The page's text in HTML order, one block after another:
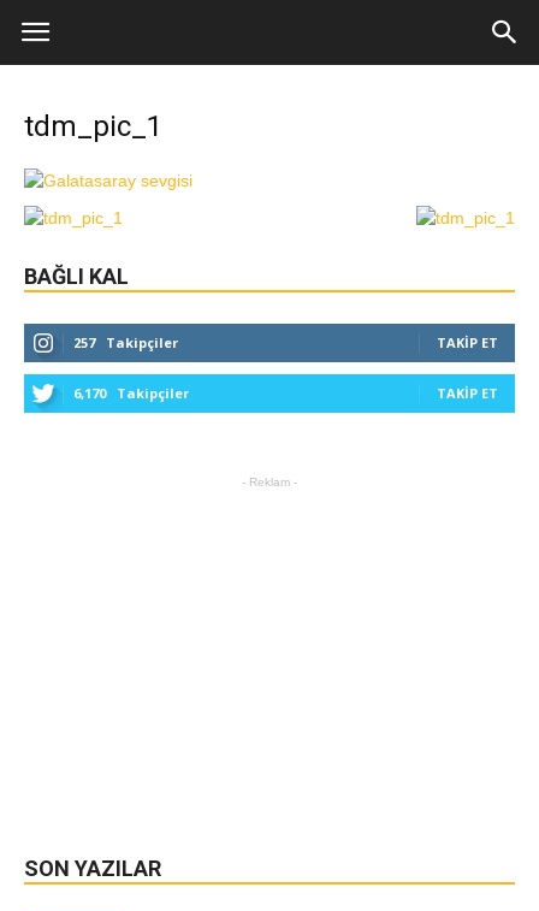
tdm_pic_1
BAĞLI KAL
257 Takipçiler TAKIP ET
6,170 Takipçiler TAKIP ET
- Reklam -
SON YAZILAR